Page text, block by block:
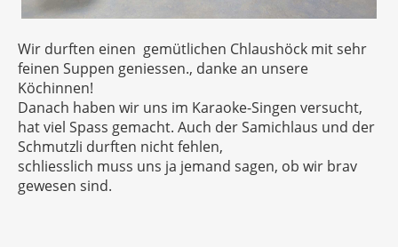
Wir durften einen gemütlichen Chlaushöck mit sehr
feinen Suppen geniessen., danke an unsere
Köchinnen!
Danach haben wir uns im Karaoke-Singen versucht,
hat viel Spass gemacht. Auch der Samichlaus und der
Schmutzli durften nicht fehlen,
schliesslich muss uns ja jemand sagen, ob wir brav
gewesen sind.